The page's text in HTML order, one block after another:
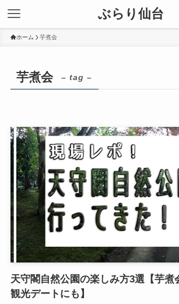
ぶらり仙台
ホーム 芋煮会
芋煮会 – tag –
天守閣自然公園の楽しみ方3選【芋煮
観光デートにも】